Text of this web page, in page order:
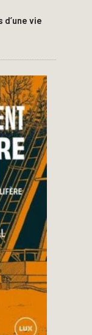
vie